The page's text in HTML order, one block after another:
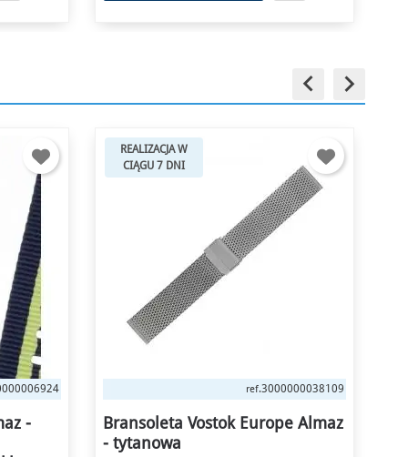
keyboard_arrow_left
Almaz
REALIZACJA W
CIĄGU 7 DNI
ref.3000000054543
Pasek Vostok Europe Almaz -
Skóra (B679) bordowy różowa kl.
keyboard_arrow_right